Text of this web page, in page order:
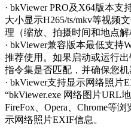
· bkViewer PRO及X64版本
大小显示H265/ts/mkv等视频
理（缩放、拍摄时间和地点解
· bkViewer兼容版本最低支持
推荐使用。如果启动或运行
指令集是否匹配，并确保您机
· bkViewer支持显示网络照片
“bkViewer.exe 网络图片URL
FireFox、Opera、Chrome等
示网络照片EXIF信息。